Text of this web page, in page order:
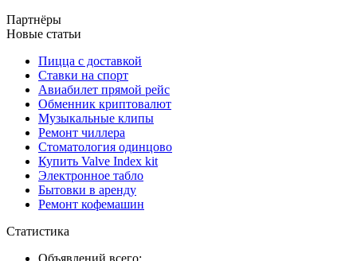
Партнёры
Новые статьи
Пицца с доставкой
Ставки на спорт
Авиабилет прямой рейс
Обменник криптовалют
Музыкальные клипы
Ремонт чиллера
Стоматология одинцово
Купить Valve Index kit
Электронное табло
Бытовки в аренду
Ремонт кофемашин
Статистика
Объявлений всего: